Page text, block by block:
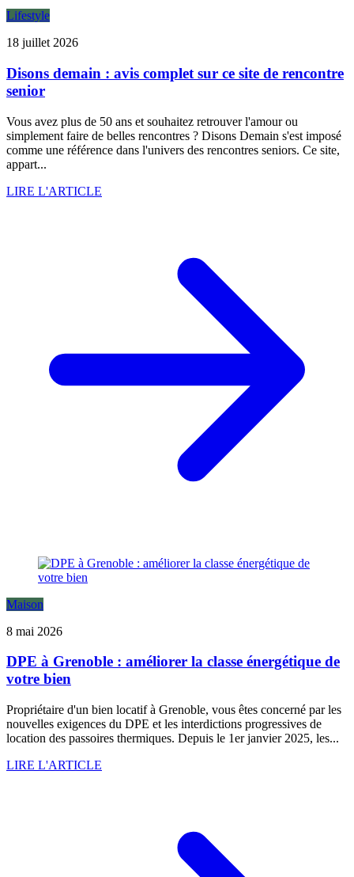
Lifestyle
18 juillet 2026
Disons demain : avis complet sur ce site de rencontre
senior
Vous avez plus de 50 ans et souhaitez retrouver l'amour ou
simplement faire de belles rencontres ? Disons Demain s'est imposé
comme une référence dans l'univers des rencontres seniors. Ce site,
appart...
LIRE L'ARTICLE
Maison
8 mai 2026
DPE à Grenoble : améliorer la classe énergétique de
votre bien
Propriétaire d'un bien locatif à Grenoble, vous êtes concerné par les
nouvelles exigences du DPE et les interdictions progressives de
location des passoires thermiques. Depuis le 1er janvier 2025, les...
LIRE L'ARTICLE